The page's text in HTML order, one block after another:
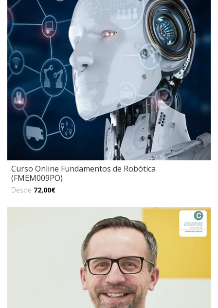
Curso Online Fundamentos de Robótica
(FMEM009PO)
Desde 72,00€